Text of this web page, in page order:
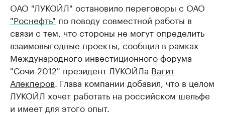
ОАО "ЛУКОЙЛ" остановило переговоры с ОАО
"Роснефть" по поводу совместной работы в
связи с тем, что стороны не могут определить
взаимовыгодные проекты, сообщил в рамках
Международного инвестиционного форума
"Сочи-2012" президент ЛУКОЙЛа Вагит
Алекперов. Глава компании добавил, что в целом
ЛУКОЙЛ хочет работать на российском шельфе
и имеет для этого опыт.